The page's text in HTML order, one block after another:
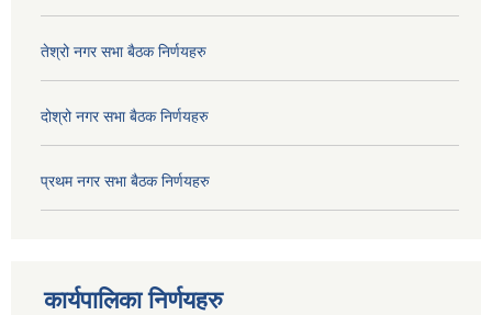
तेश्रो नगर सभा बैठक निर्णयहरु
दोश्रो नगर सभा बैठक निर्णयहरु
प्रथम नगर सभा बैठक निर्णयहरु
कार्यपालिका निर्णयहरु